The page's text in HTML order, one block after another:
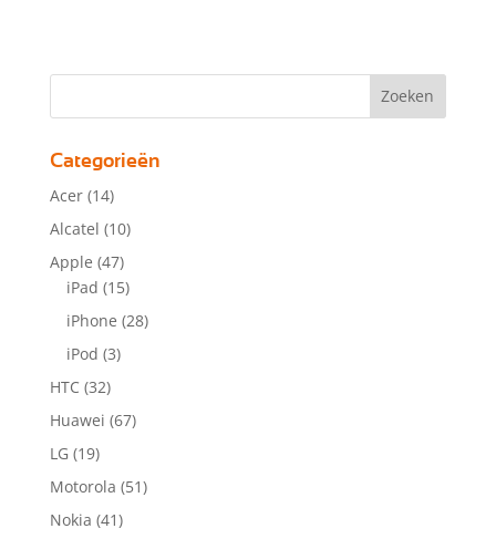
Categorieën
Acer (14)
Alcatel (10)
Apple (47)
iPad (15)
iPhone (28)
iPod (3)
HTC (32)
Huawei (67)
LG (19)
Motorola (51)
Nokia (41)